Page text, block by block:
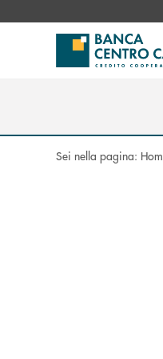
Sei nella pagina: